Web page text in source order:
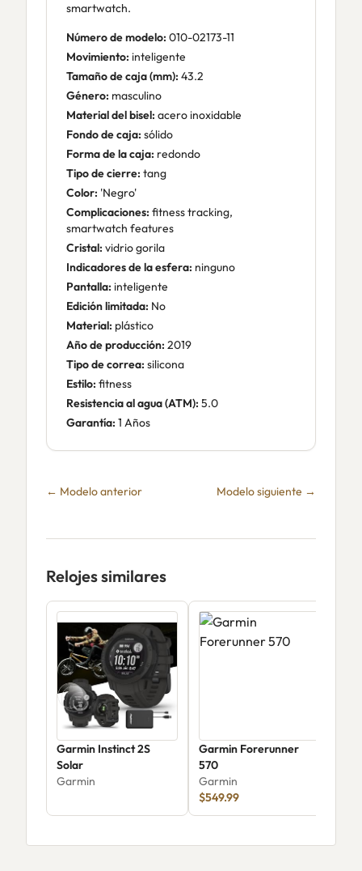
smartwatch.
Número de modelo: 010-02173-11
Movimiento: inteligente
Tamaño de caja (mm): 43.2
Género: masculino
Material del bisel: acero inoxidable
Fondo de caja: sólido
Forma de la caja: redondo
Tipo de cierre: tang
Color: 'Negro'
Complicaciones: fitness tracking,
smartwatch features
Cristal: vidrio gorila
Indicadores de la esfera: ninguno
Pantalla: inteligente
Edición limitada: No
Material: plástico
Año de producción: 2019
Tipo de correa: silicona
Estilo: fitness
Resistencia al agua (ATM): 5.0
Garantía: 1 Años
← Modelo anterior Modelo siguiente →
Relojes similares
Garmin Instinct 2S
Solar
Garmin
Garmin Forerunner
570
Garmin
$549.99